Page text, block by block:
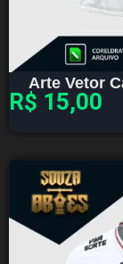
Arte Vetor
R$ 15,00